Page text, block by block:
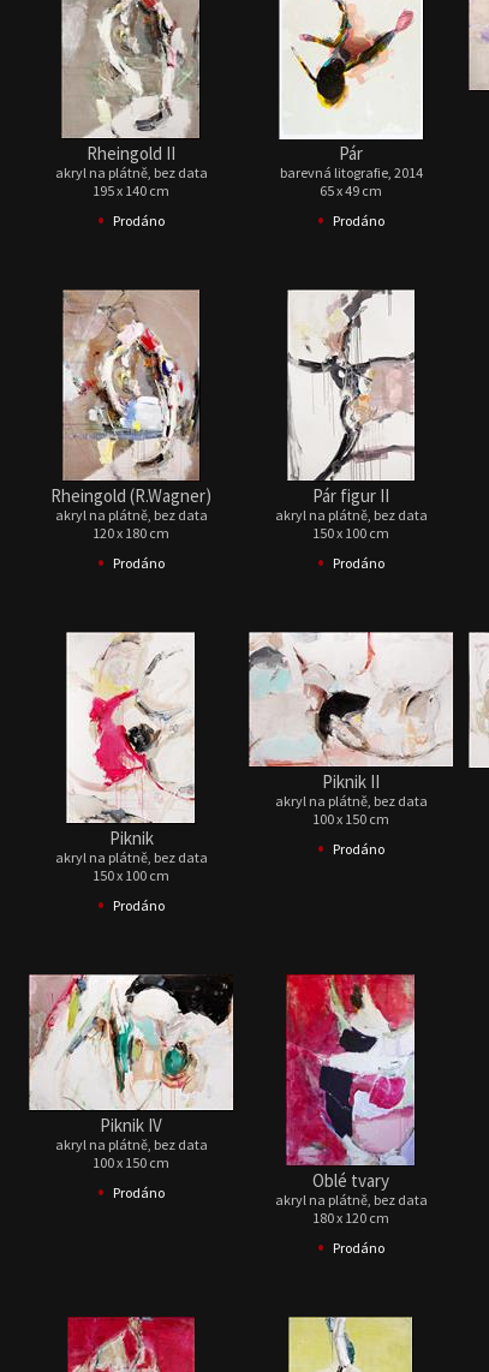
Rheingold II
akryl na plátně, bez data
195 x 140 cm
• Prodáno
Pár
barevná litografie, 2014
65 x 49 cm
• Prodáno
Rheingold (R.Wagner)
akryl na plátně, bez data
120 x 180 cm
• Prodáno
Pár figur II
akryl na plátně, bez data
150 x 100 cm
• Prodáno
Piknik
akryl na plátně, bez data
150 x 100 cm
• Prodáno
Piknik II
akryl na plátně, bez data
100 x 150 cm
• Prodáno
Piknik IV
akryl na plátně, bez data
100 x 150 cm
• Prodáno
Oblé tvary
akryl na plátně, bez data
180 x 120 cm
• Prodáno